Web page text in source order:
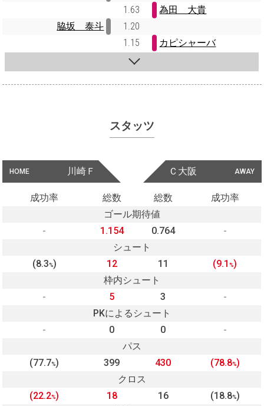
1.63
為田 大貴
脇坂 泰斗
1.20
1.15
カピシャーバ
スタッツ
HOME 川崎Ｆ AWAY
Ｃ大阪
成功率 総数 総数
成功率
ゴール期待値
-
1.154 0.764
-
シュート
(8.3%) 12 11 (9.1%)
枠内シュート
-
5 3
-
PKによるシュート
-
0 0
-
パス
(77.7%) 399 430 (78.8%)
クロス
(22.2%) 18 16 (18.8%)